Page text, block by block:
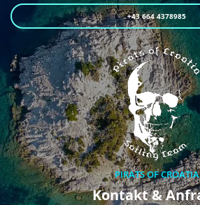
+43 664 4378985
PIRATS OF CROATIA
Kontakt &